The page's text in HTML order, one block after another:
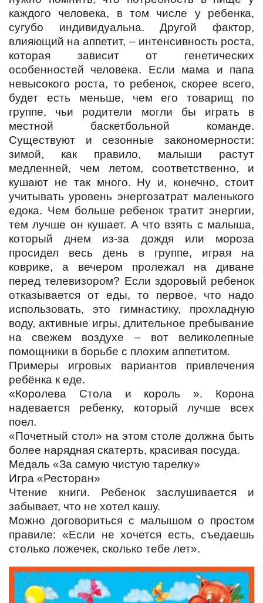
каждого человека, в том числе у ребенка,
сугубо индивидуальна. Другой фактор,
влияющий на аппетит, – интенсивность роста,
которая зависит от генетических
особенностей человека. Если мама и папа
невысокого роста, то ребенок, скорее всего,
будет есть меньше, чем его товарищ по
группе, чьи родители могли бы играть в
местной баскетбольной команде.
Существуют и сезонные закономерности:
зимой, как правило, малыши растут
медленней, чем летом, соответственно, и
кушают не так много. Ну и, конечно, стоит
учитывать уровень энергозатрат маленького
едока. Чем больше ребенок тратит энергии,
тем лучше он кушает. А что взять с малыша,
который днем из-за дождя или мороза
просидел весь день в группе, играя на
коврике, а вечером пролежал на диване
перед телевизором? Если здоровый ребенок
отказывается от еды, то первое, что надо
использовать, это гимнастику, прохладную
воду, активные игры, длительное пребывание
на свежем воздухе – вот великолепные
помощники в борьбе с плохим аппетитом.
Примеры игровых вариантов привлечения
ребёнка к еде.
«Королева Стола и король ». Корона
надевается ребенку, который лучше всех
поел.
«Почетный стол» на этом столе должна быть
более нарядная скатерть, красивая посуда.
Медаль «За самую чистую тарелку»
Игра «Ресторан»
Чтение книги. Ребенок заслушивается и
забывает, что не хотел кашу.
Можно договориться с малышом о простом
правиле: «Если не хочется есть, съедаешь
столько ложечек, сколько тебе лет».